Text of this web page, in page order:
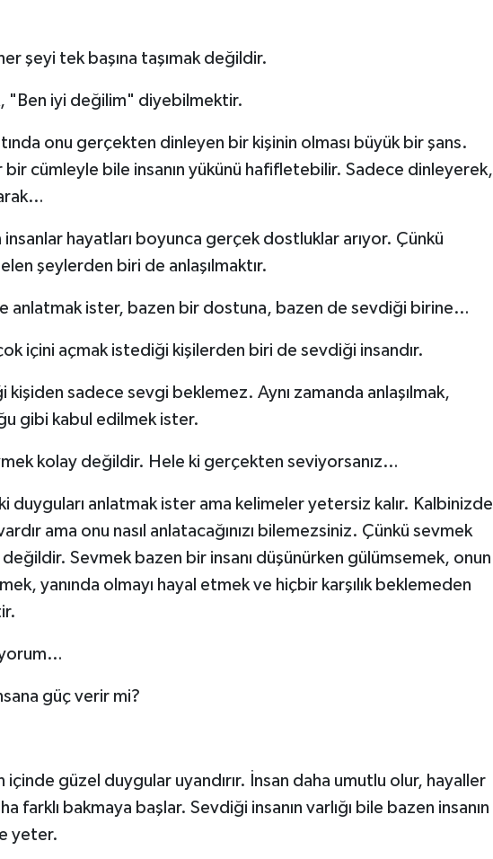
şeyi tek başına taşımak değildir.
"Ben iyi değilim" diyebilmektir.
onu gerçekten dinleyen bir kişinin olması büyük bir şans.
bir cümleyle bile insanın yükünü hafifletebilir. Sadece dinleyerek,
hayatları boyunca gerçek dostluklar arıyor. Çünkü
şeylerden biri de anlaşılmaktır.
anlatmak ister, bazen bir dostuna, bazen de sevdiği birine…
içini açmak istediği kişilerden biri de sevdiği insandır.
kişiden sadece sevgi beklemez. Aynı zamanda anlaşılmak,
gibi kabul edilmek ister.
kolay değildir. Hele ki gerçekten seviyorsanız…
duyguları anlatmak ister ama kelimeler yetersiz kalır. Kalbinizde
ama onu nasıl anlatacağınızı bilemezsiniz. Çünkü sevmek
Sevmek bazen bir insanı düşünürken gülümsemek, onun
yanında olmayı hayal etmek ve hiçbir karşılık beklemeden
güç verir mi?
içinde güzel duygular uyandırır. İnsan daha umutlu olur, hayaller
farklı bakmaya başlar. Sevdiği insanın varlığı bile bazen insanın
yeter.